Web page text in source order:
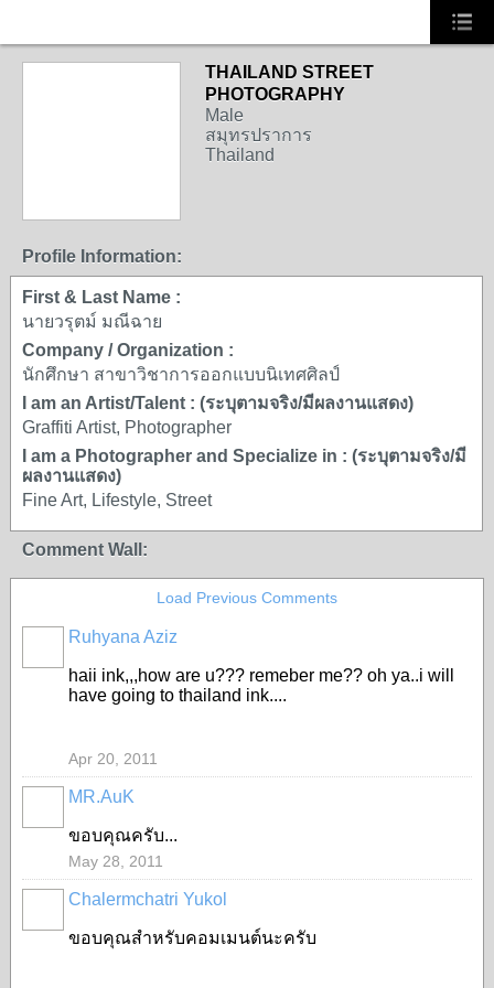
THAILAND STREET
PHOTOGRAPHY
Male
สมุทรปราการ
Thailand
Profile Information:
First & Last Name :
นายวรุตม์ มณีฉาย
Company / Organization :
นักศึกษา สาขาวิชาการออกแบบนิเทศศิลป์
I am an Artist/Talent : (ระบุตามจริง/มีผลงานแสดง)
Graffiti Artist, Photographer
I am a Photographer and Specialize in : (ระบุตามจริง/มี
ผลงานแสดง)
Fine Art, Lifestyle, Street
Comment Wall:
Load Previous Comments
Ruhyana Aziz
haii ink,,,how are u??? remeber me?? oh ya..i will
have going to thailand ink....
Apr 20, 2011
MR.AuK
ขอบคุณครับ...
May 28, 2011
Chalermchatri Yukol
ขอบคุณสำหรับคอมเมนต์นะครับ